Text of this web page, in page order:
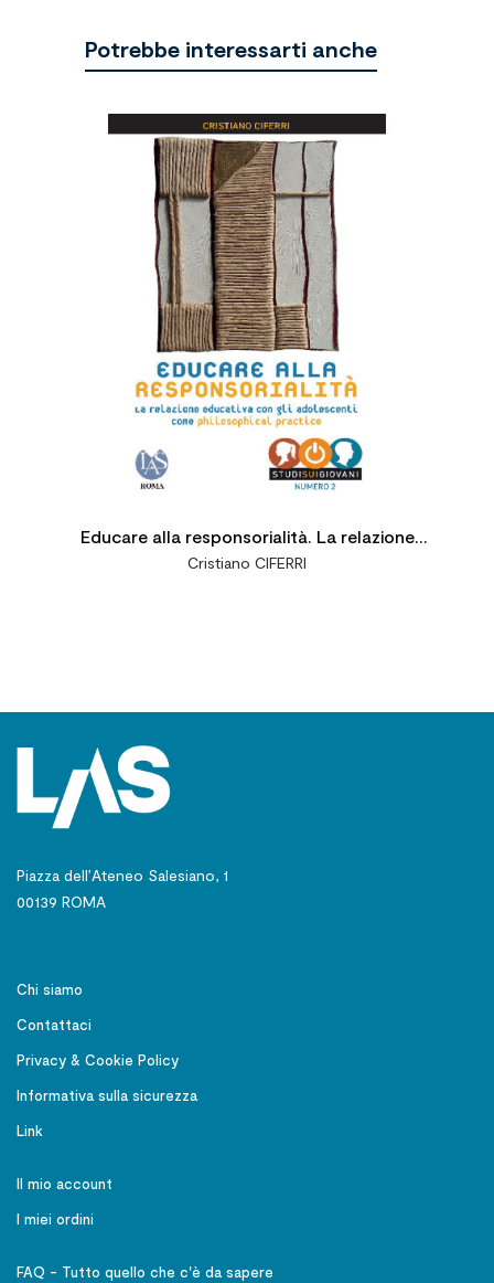
Potrebbe interessarti anche
Educare alla responsorialità. La relazione
educativa con gli adolescenti come
Cristiano CIFERRI
Piazza dell’Ateneo Salesiano, 1
00139 ROMA
Chi siamo
Contattaci
Privacy & Cookie Policy
Informativa sulla sicurezza
Link
Il mio account
I miei ordini
FAQ - Tutto quello che c'è da sapere